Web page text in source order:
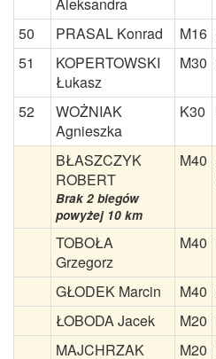
50
PRASAL Konrad M16
51
KOPERTOWSKI
Łukasz
M30
52
WOŻNIAK
Agnieszka
K30
BŁASZCZYK
ROBERT
Brak 2 biegów
powyżej 10 km
M40
TOBOŁA
Grzegorz
M40
GŁODEK Marcin M40
ŁOBODA Jacek
M20
MAJCHRZAK
M20